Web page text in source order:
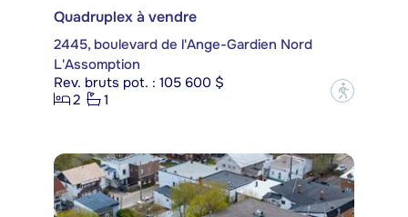
Quadruplex à vendre
2445, boulevard de l'Ange-Gardien Nord
L'Assomption
Rev. bruts pot. : 105 600 $
2
1 ?